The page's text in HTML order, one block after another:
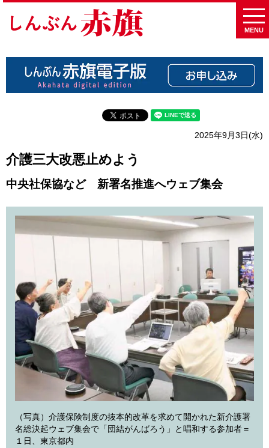
MENU
2025年9月3日(水)
介護三大改悪止めよう
中央社保協など 新署名推進へウェブ集会
（写真）介護保険制度の抜本的改革を求めて開かれた新介護署
名総決起ウェブ集会で「団結がんばろう」と唱和する参加者＝
１日、東京都内